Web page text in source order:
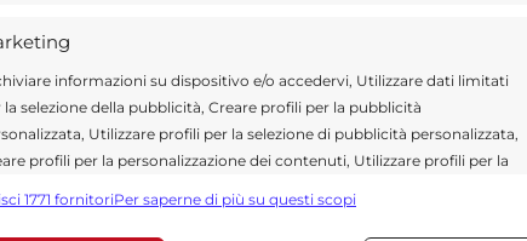
informazioni su dispositivo e/o accedervi, Utilizzare dati limitati
la selezione della pubblicità, Creare profili per la pubblicità
Utilizzare profili per la selezione di pubblicità personalizzata,
profili per la personalizzazione dei contenuti, Utilizzare profili per la
dati limitati per la selezione dei contenuti.
1771 fornitoriPer saperne di più su questi scopi
le massime potranno oscillare
reso ancora più pesante dall’afa, con un
attenuazione del caldo potrebbe